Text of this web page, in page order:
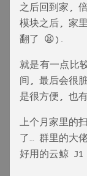
之后回到家,
模块之后, 家
翻了 😫).
就是有一点比
间, 最后会很
是很方便, 也
上个月家里的
了… 群里的大
好用的云鲸 J1